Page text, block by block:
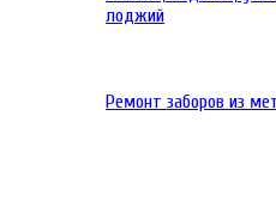
лоджий
Ремонт заборов из